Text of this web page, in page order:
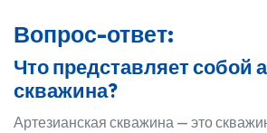
Вопрос-ответ:
Что представляет собой
скважина?
Артезианская скважина — это